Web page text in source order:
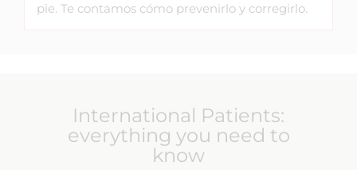
pie. Te contamos cómo prevenirlo y corregirlo.
International Patients:
everything you need to
know